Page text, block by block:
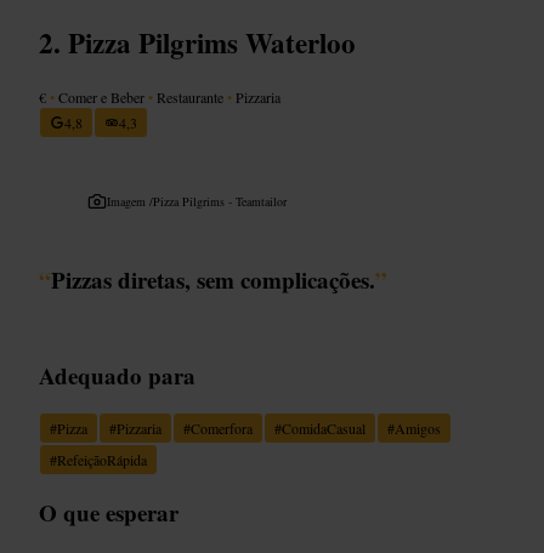
Pizza Pilgrims Waterloo
€ •Comer e Beber • Restaurante • Pizzaria
4,8
4,3
Imagem /Pizza Pilgrims - Teamtailor
“Pizzas diretas, sem complicações.”
Adequado para
#Pizza #Pizzaria #Comerfora #ComidaCasual #Amigos
#RefeiçãoRápida
O que esperar